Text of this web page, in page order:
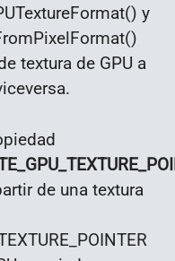
y
textura de GPU a
de una textura